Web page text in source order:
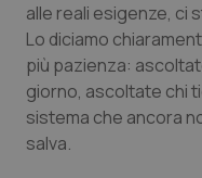
Molise
Piemonte
Provincia
Epatiti
HIV
Infezioni &
alle reali esigenze, ci
Lo diciamo
più pazienza:
giorno, ascoltate chi
sistema che ancora
salva.